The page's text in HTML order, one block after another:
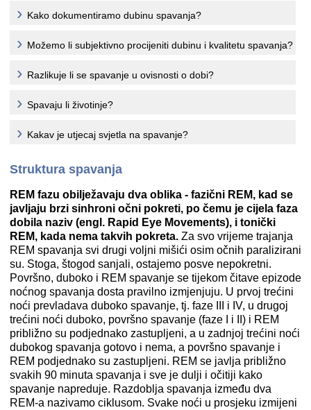
Kako dokumentiramo dubinu spavanja?
Možemo li subjektivno procijeniti dubinu i kvalitetu spavanja?
Razlikuje li se spavanje u ovisnosti o dobi?
Spavaju li životinje?
Kakav je utjecaj svjetla na spavanje?
Struktura spavanja
REM fazu obilježavaju dva oblika - fazični REM, kad se
javljaju brzi sinhroni očni pokreti, po čemu je cijela faza
dobila naziv (engl. Rapid Eye Movements), i tonički
REM, kada nema takvih pokreta. Za svo vrijeme trajanja
REM spavanja svi drugi voljni mišići osim očnih paralizirani
su. Stoga, štogod sanjali, ostajemo posve nepokretni.
Površno, duboko i REM spavanje se tijekom čitave epizode
noćnog spavanja dosta pravilno izmjenjuju. U prvoj trećini
noći prevladava duboko spavanje, tj. faze III i IV, u drugoj
trećini noći duboko, površno spavanje (faze I i II) i REM
približno su podjednako zastupljeni, a u zadnjoj trećini noći
dubokog spavanja gotovo i nema, a površno spavanje i
REM podjednako su zastupljeni. REM se javlja približno
svakih 90 minuta spavanja i sve je dulji i očitiji kako
spavanje napreduje. Razdoblja spavanja između dva
REM-a nazivamo ciklusom. Svake noći u prosjeku izmijeni